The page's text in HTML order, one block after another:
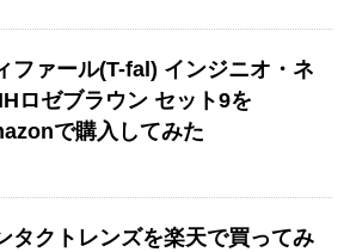
ファール(T-fal) インジニオ・ネ
ロゼブラウン セット9を
で購入してみた
タクトレンズを楽天で買ってみ